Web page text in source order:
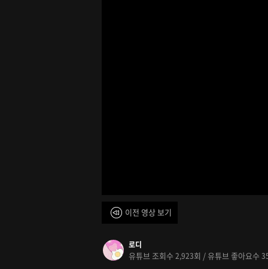
이전 영상 보기
로디
유튜브 조회수 2,923회 / 유튜브 좋아요수